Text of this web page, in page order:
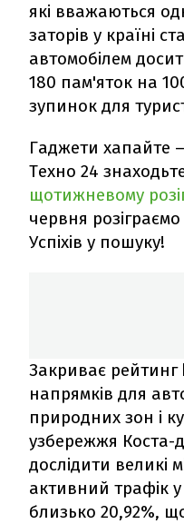
які вважаються
заторів у країні
автомобілем
180 пам'яток на
зупинок для
Гаджети хапайте
Техно 24
щотижневому
червня
Успіхів у пошуку!
Закриває рейтинг
напрямків для
природних зон і
узбережжя Коста-
дослідити великі
активний трафік у
близько 20,92%,